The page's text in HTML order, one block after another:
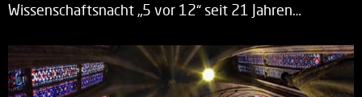
Wissenschaftsnacht „5 vor 12“ seit 21 Jahren…